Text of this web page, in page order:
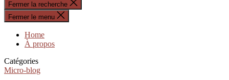
Fermer la recherche
Fermer le menu
Home
À propos
Catégories
Micro-blog